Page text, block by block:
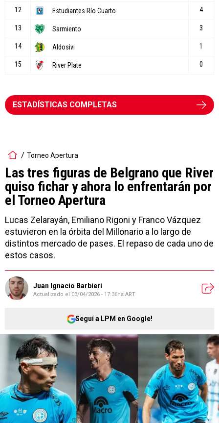
ESTADÍSTICAS COMPLETAS
Torneo Apertura
Las tres figuras de Belgrano que River
quiso fichar y ahora lo enfrentarán por
el Torneo Apertura
Lucas Zelarayán, Emiliano Rigoni y Franco Vázquez
estuvieron en la órbita del Millonario a lo largo de
distintos mercado de pases. El repaso de cada uno de
estos casos.
Juan Ignacio Barbieri
Actualizado el 03/04/2026 - 17:36hs ART
Seguí a LPM en Google!